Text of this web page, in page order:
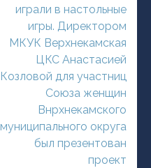
играли в настольные
игры. Директором
МКУК Верхнекамская
ЦКС Анастасией
Козловой для участниц
Союза женщин
Внрхнекамского
муниципального округа
был презентован
проект